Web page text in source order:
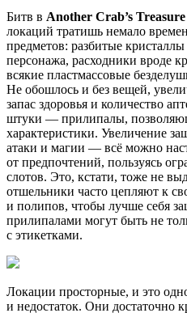
Битв в Another Crab’s Treasure
локаций тратишь немало
предметов: разбитые
персонажа, расходники вроде
всякие пластмассовые
Не обошлось и без вещей,
запас здоровья и количество
штуки — прилипалы,
характеристики. Увеличение
атаки и магии — всё можно
от предпочтений, пользуясь
слотов. Это, кстати, тоже не
отшельники часто цепляют к
и полипов, чтобы лучше себя
прилипалами могут быть не
с этикетками.
Локации просторные, и это
и недостаток. Они достаточно